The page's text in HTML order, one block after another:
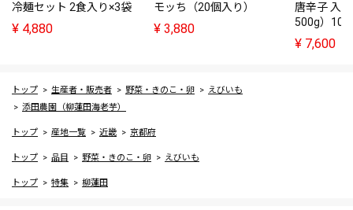
冷麺セット 2食入り×3袋
¥ 4,880
モッち（20個入り）
¥ 3,880
唐辛子 入
500g）10
¥ 7,600
トップ 生産者・販売者 野菜・きのこ・卵
えびいも
添田農園（柳蓮田海老芋）
トップ 産地一覧 近畿 京都府
トップ 品目 野菜・きのこ・卵 えびいも
トップ 特集 柳蓮田